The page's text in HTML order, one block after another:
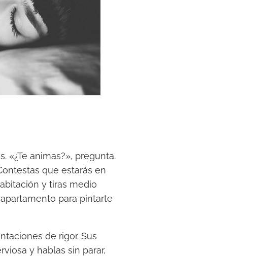
«¿Te animas?», pregunta.
que estarás en
y tiras medio
para pintarte
de rigor. Sus
y hablas sin parar,